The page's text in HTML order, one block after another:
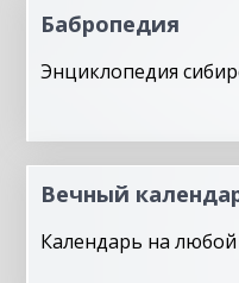
Бабропедия
Энциклопедия
Вечный
Календарь на